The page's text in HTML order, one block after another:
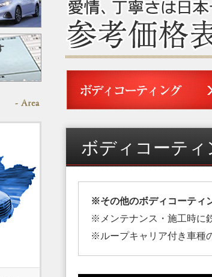
ボディコーティ
※その他のボディコーティ
※メンテナンス・施工時に
※ループキャリア付き車種